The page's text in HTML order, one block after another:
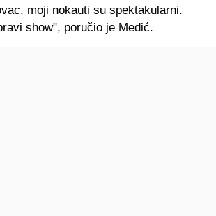
moji nokauti su spektakularni.
show", poručio je Medić.